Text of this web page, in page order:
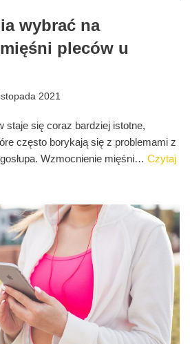
wybrać na
pleców u
2021
staje się coraz bardziej istotne,
często borykają się z problemami z
Wzmocnienie mięśni… Czytaj